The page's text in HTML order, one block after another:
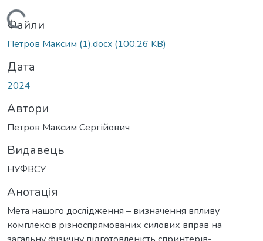
Файли
Петров Максим (1).docx (100,26 KB)
Дата
2024
Автори
Петров Максим Сергійович
Видавець
НУФВСУ
Анотація
Мета нашого дослідження – визначення впливу
комплексів різноспрямованих силових вправ на